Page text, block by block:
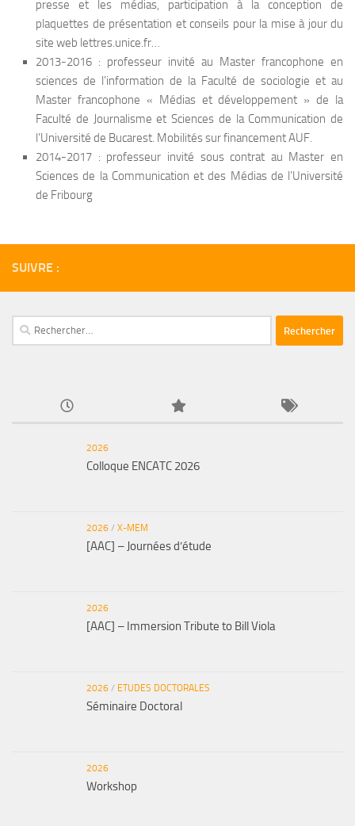
presse et les médias, participation à la conception de
plaquettes de présentation et conseils pour la mise à jour du
site web lettres.unice.fr…
2013-2016 : professeur invité au Master francophone en
sciences de l’information de la Faculté de sociologie et au
Master francophone « Médias et développement » de la
Faculté de Journalisme et Sciences de la Communication de
l’Université de Bucarest. Mobilités sur financement AUF.
2014-2017 : professeur invité sous contrat au Master en
Sciences de la Communication et des Médias de l’Université
de Fribourg
SUIVRE :
Rechercher :
2026
Colloque ENCATC 2026
2026 / X-MEM
[AAC] – Journées d’étude
2026
[AAC] – Immersion Tribute to Bill Viola
2026 / ETUDES DOCTORALES
Séminaire Doctoral
2026
Workshop